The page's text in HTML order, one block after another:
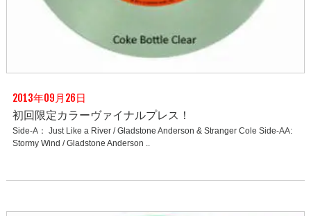
2013年09月26日
初回限定カラーヴァイナルプレス！
Side-A： Just Like a River / Gladstone Anderson & Stranger Cole Side-AA:
Stormy Wind / Gladstone Anderson ..